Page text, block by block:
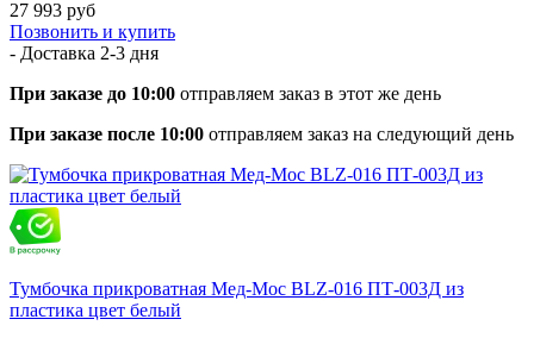
27 993 руб
Позвонить и купить
- Доставка 2-3 дня
При заказе до 10:00 отправляем заказ в этот же день
При заказе после 10:00 отправляем заказ на следующий день
Тумбочка прикроватная Мед-Мос BLZ-016 ПТ-003Д из
пластика цвет белый